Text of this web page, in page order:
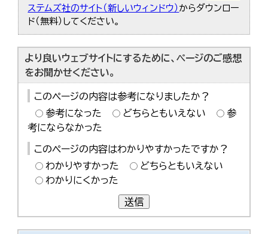
ステムズ社のサイト（新しいウィンドウ） からダウンロー
ド（無料）してください。
より良いウェブサイトにするために、ページのご感想
をお聞かせください。
このページの内容は参考になりましたか？
参考になった
どちらともいえない
参
考にならなかった
このページの内容はわかりやすかったですか？
わかりやすかった
どちらともいえない
わかりにくかった
送信